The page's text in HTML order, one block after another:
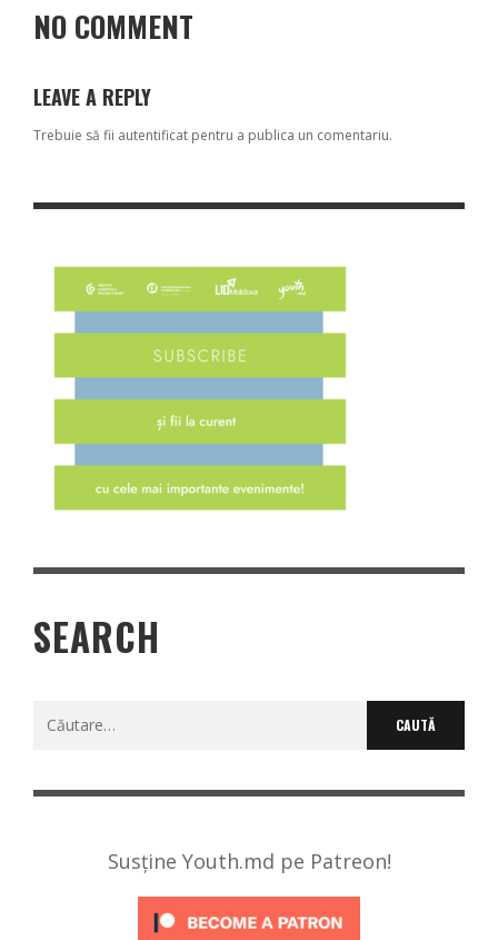
NO COMMENT
LEAVE A REPLY
Trebuie să fii autentificat pentru a publica un comentariu.
SEARCH
Susține Youth.md pe Patreon!